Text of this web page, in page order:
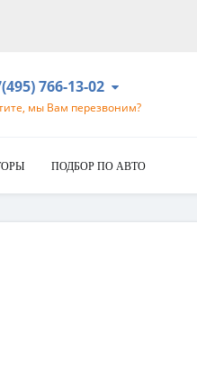
766-13-02
мы Вам перезвоним?
ПОДБОР ПО АВТО